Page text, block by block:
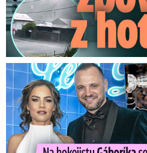
Na Gáboríka se sypou obvinění z